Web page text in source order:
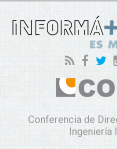
Conferencia de
Ingeniería